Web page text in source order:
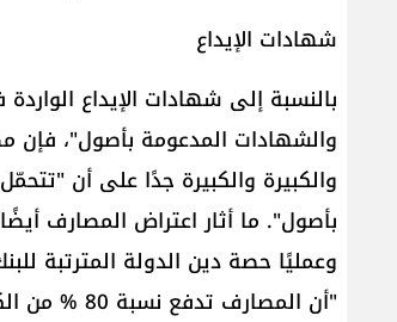
شهادات الإيداع
بالنسبة إلى شهادات الإيداع
والشهادات المدعومة بأصول"، فإن
وعمليًا حصة دين الدولة المترتبة
"أن المصارف تدفع نسبة 80 % من الكلفة الإجمالية".